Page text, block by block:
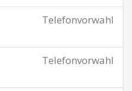
Telefonvorwahl
Telefonvorwahl